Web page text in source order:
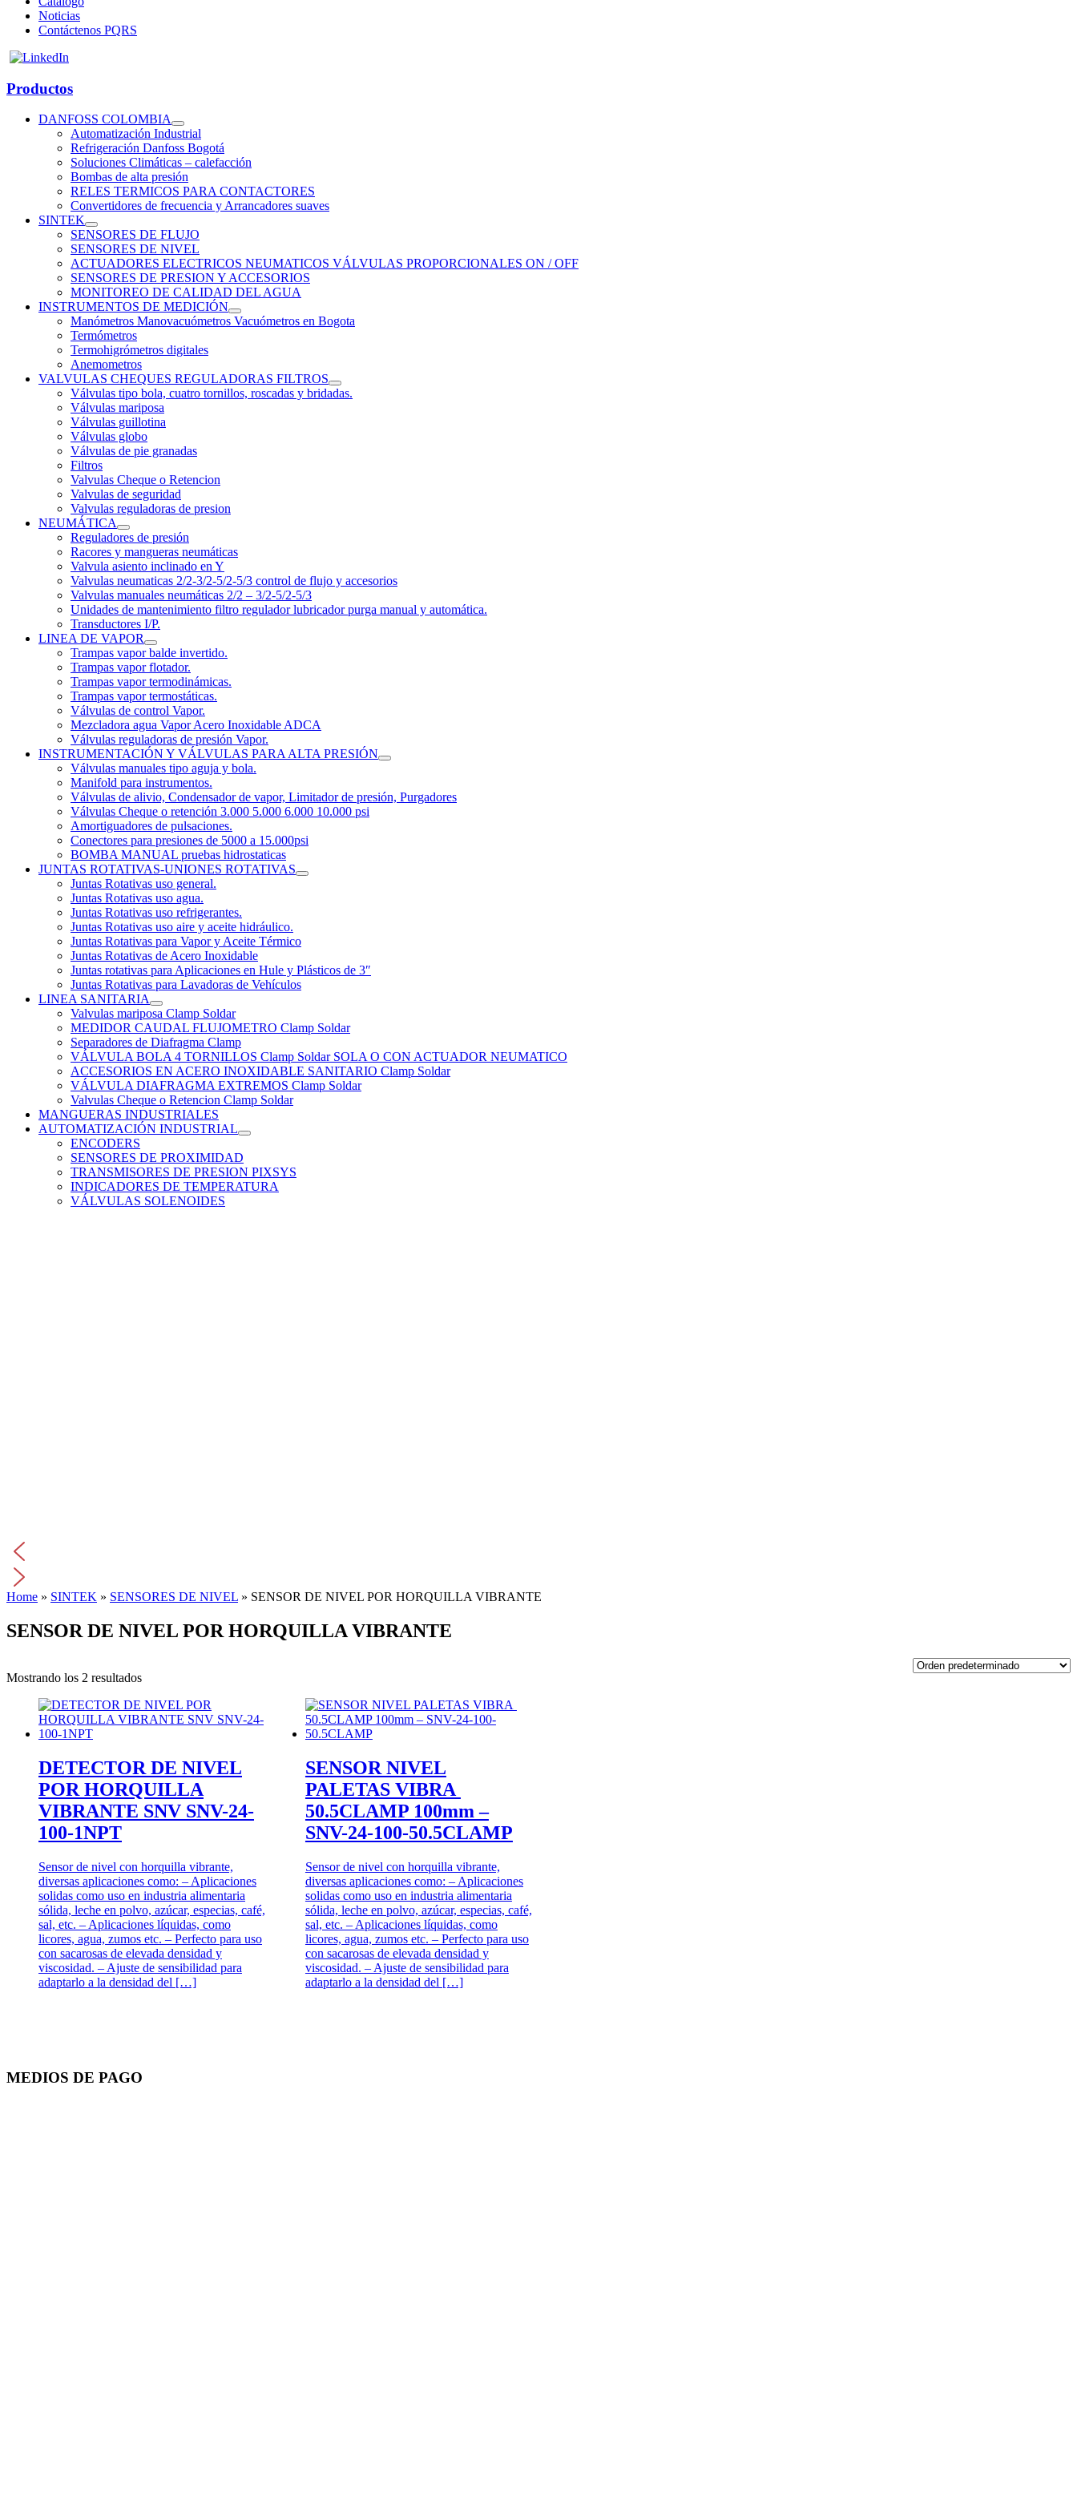
Noticias
Contáctenos PQRS
Productos
DANFOSS COLOMBIA
Automatización Industrial
Refrigeración Danfoss Bogotá
Soluciones Climáticas – calefacción
Bombas de alta presión
RELES TERMICOS PARA CONTACTORES
Convertidores de frecuencia y Arrancadores suaves
SINTEK
SENSORES DE FLUJO
SENSORES DE NIVEL
ACTUADORES ELECTRICOS NEUMATICOS VÁLVULAS PROPORCIONALES ON / OFF
SENSORES DE PRESION Y ACCESORIOS
MONITOREO DE CALIDAD DEL AGUA
INSTRUMENTOS DE MEDICIÓN
Manómetros Manovacuómetros Vacuómetros en Bogota
Termómetros
Termohigrómetros digitales
Anemometros
VALVULAS CHEQUES REGULADORAS FILTROS
Válvulas tipo bola, cuatro tornillos, roscadas y bridadas.
Válvulas mariposa
Válvulas guillotina
Válvulas globo
Válvulas de pie granadas
Filtros
Valvulas Cheque o Retencion
Valvulas de seguridad
Valvulas reguladoras de presion
NEUMÁTICA
Reguladores de presión
Racores y mangueras neumáticas
Valvula asiento inclinado en Y
Valvulas neumaticas 2/2-3/2-5/2-5/3 control de flujo y accesorios
Valvulas manuales neumáticas 2/2 – 3/2-5/2-5/3
Unidades de mantenimiento filtro regulador lubricador purga manual y automática.
Transductores I/P.
LINEA DE VAPOR
Trampas vapor balde invertido.
Trampas vapor flotador.
Trampas vapor termodinámicas.
Trampas vapor termostáticas.
Válvulas de control Vapor.
Mezcladora agua Vapor Acero Inoxidable ADCA
Válvulas reguladoras de presión Vapor.
INSTRUMENTACIÓN Y VÁLVULAS PARA ALTA PRESIÓN
Válvulas manuales tipo aguja y bola.
Manifold para instrumentos.
Válvulas de alivio, Condensador de vapor, Limitador de presión, Purgadores
Válvulas Cheque o retención 3.000 5.000 6.000 10.000 psi
Amortiguadores de pulsaciones.
Conectores para presiones de 5000 a 15.000psi
BOMBA MANUAL pruebas hidrostaticas
JUNTAS ROTATIVAS-UNIONES ROTATIVAS
Juntas Rotativas uso general.
Juntas Rotativas uso agua.
Juntas Rotativas uso refrigerantes.
Juntas Rotativas uso aire y aceite hidráulico.
Juntas Rotativas para Vapor y Aceite Térmico
Juntas Rotativas de Acero Inoxidable
Juntas rotativas para Aplicaciones en Hule y Plásticos de 3″
Juntas Rotativas para Lavadoras de Vehículos
LINEA SANITARIA
Valvulas mariposa Clamp Soldar
MEDIDOR CAUDAL FLUJOMETRO Clamp Soldar
Separadores de Diafragma Clamp
VÁLVULA BOLA 4 TORNILLOS Clamp Soldar SOLA O CON ACTUADOR NEUMATICO
ACCESORIOS EN ACERO INOXIDABLE SANITARIO Clamp Soldar
VÁLVULA DIAFRAGMA EXTREMOS Clamp Soldar
Valvulas Cheque o Retencion Clamp Soldar
MANGUERAS INDUSTRIALES
AUTOMATIZACIÓN INDUSTRIAL
ENCODERS
SENSORES DE PROXIMIDAD
TRANSMISORES DE PRESION PIXSYS
INDICADORES DE TEMPERATURA
VÁLVULAS SOLENOIDES
Home » SINTEK » SENSORES DE NIVEL » SENSOR DE NIVEL POR HORQUILLA VIBRANTE
SENSOR DE NIVEL POR HORQUILLA VIBRANTE
Mostrando los 2 resultados
DETECTOR DE NIVEL
POR HORQUILLA
VIBRANTE SNV SNV-24-
100-1NPT
Sensor de nivel con horquilla vibrante,
diversas aplicaciones como: – Aplicaciones
solidas como uso en industria alimentaria
sólida, leche en polvo, azúcar, especias, café,
sal, etc. – Aplicaciones líquidas, como
licores, agua, zumos etc. – Perfecto para uso
con sacarosas de elevada densidad y
viscosidad. – Ajuste de sensibilidad para
adaptarlo a la densidad del […]
SENSOR NIVEL
PALETAS VIBRA
50.5CLAMP 100mm –
SNV-24-100-50.5CLAMP
Sensor de nivel con horquilla vibrante,
diversas aplicaciones como: – Aplicaciones
solidas como uso en industria alimentaria
sólida, leche en polvo, azúcar, especias, café,
sal, etc. – Aplicaciones líquidas, como
licores, agua, zumos etc. – Perfecto para uso
con sacarosas de elevada densidad y
viscosidad. – Ajuste de sensibilidad para
adaptarlo a la densidad del […]
MEDIOS DE PAGO